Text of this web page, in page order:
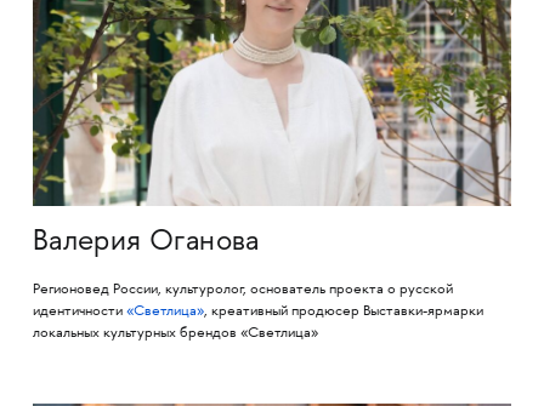
Валерия Оганова
Регионовед России, культуролог, основатель проекта о русской
идентичности «Светлица», креативный продюсер Выставки-ярмарки
локальных культурных брендов «Светлица»